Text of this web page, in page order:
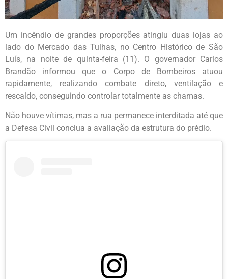
Um incêndio de grandes proporções atingiu duas lojas ao
lado do Mercado das Tulhas, no Centro Histórico de São
Luís, na noite de quinta-feira (11). O governador Carlos
Brandão informou que o Corpo de Bombeiros atuou
rapidamente, realizando combate direto, ventilação e
rescaldo, conseguindo controlar totalmente as chamas.
Não houve vítimas, mas a rua permanece interditada até que
a Defesa Civil conclua a avaliação da estrutura do prédio.